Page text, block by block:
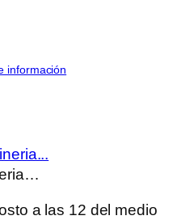
información
a las 12 del medio